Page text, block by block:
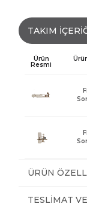
TAKIM
Ürün
Resmi
ÜRÜN
TESLIMAT